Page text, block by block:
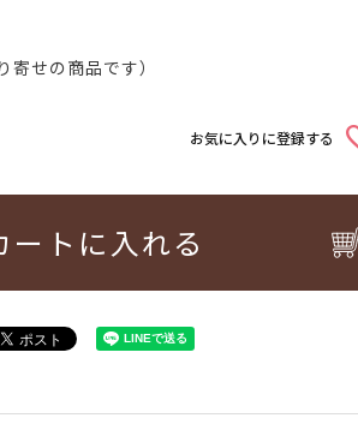
せの商品です）
お気に入りに登録する
ートに入れる